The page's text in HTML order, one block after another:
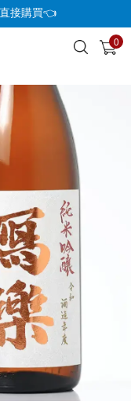
接購買👈
0
查看